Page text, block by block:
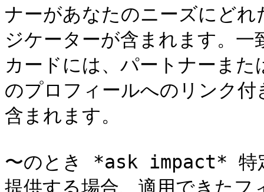
ナーがあなたのニーズにど
ジケーターが含まれます。
カードには、パートナーま
のプロフィールへのリンク
含まれます。
〜のとき *ask impact* 特
提供する場合、適用できたフ